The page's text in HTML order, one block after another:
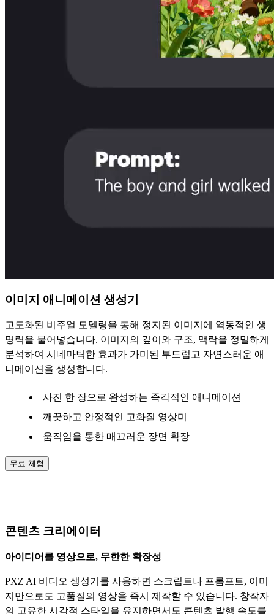
이미지 애니메이션 생성기
고도화된 비주얼 모델링을 통해 정지된 이미지에 역동적인 생
명력을 불어넣습니다. 이미지의 깊이와 구조, 맥락을 정밀하게
분석하여 시네마틱한 효과가 가미된 부드럽고 자연스러운 애
니메이션을 생성합니다.
사진 한 장으로 완성하는 즉각적인 애니메이션
깨끗하고 안정적인 고화질 영상미
움직임을 통한 매끄러운 장면 확장
무료 체험
콘텐츠 크리에이터
아이디어를 영상으로, 무한한 확장성
PXZ AI 비디오 생성기를 사용하면 스크립트나 프롬프트, 이미
지만으로도 고품질의 영상을 즉시 제작할 수 있습니다. 창작자
의 고유한 시각적 스타일을 유지하면서도 콘텐츠 발행 속도를